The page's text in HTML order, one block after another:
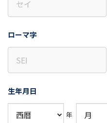
ローマ字
生年月日
年